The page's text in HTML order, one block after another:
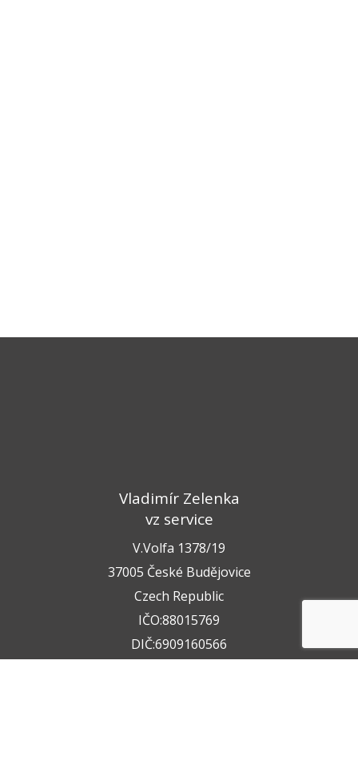
Vladimír Zelenka
vz service
V.Volfa 1378/19
37005 České Budějovice
Czech Republic
IČO:88015769
DIČ:6909160566